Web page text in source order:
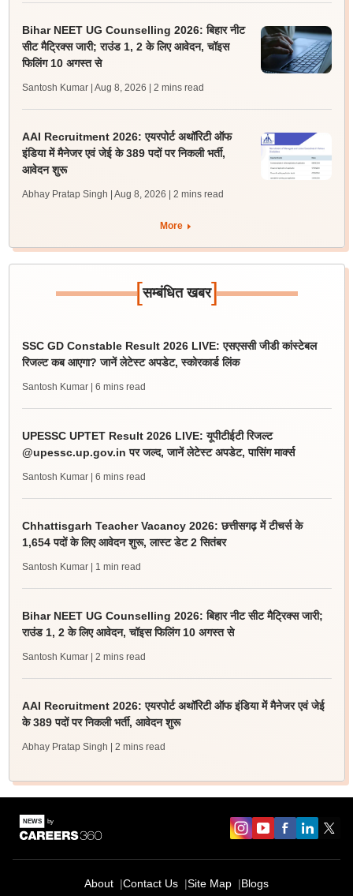
Bihar NEET UG Counselling 2026: बिहार नीट
सीट मैट्रिक्स जारी; राउंड 1, 2 के लिए आवेदन, चॉइस
फिलिंग 10 अगस्त से
Santosh Kumar | Aug 8, 2026 | 2 mins read
AAI Recruitment 2026: एयरपोर्ट अथॉरिटी ऑफ
इंडिया में मैनेजर एवं जेई के 389 पदों पर निकली भर्ती,
आवेदन शुरू
Abhay Pratap Singh | Aug 8, 2026 | 2 mins read
More
[सम्बंधित खबर]
SSC GD Constable Result 2026 LIVE: एसएससी जीडी कांस्टेबल
रिजल्ट कब आएगा? जानें लेटेस्ट अपडेट, स्कोरकार्ड लिंक
Santosh Kumar | 6 mins read
UPESSC UPTET Result 2026 LIVE: यूपीटीईटी रिजल्ट
@upessc.up.gov.in पर जल्द, जानें लेटेस्ट अपडेट, पासिंग मार्क्स
Santosh Kumar | 6 mins read
Chhattisgarh Teacher Vacancy 2026: छत्तीसगढ़ में टीचर्स के
1,654 पदों के लिए आवेदन शुरू, लास्ट डेट 2 सितंबर
Santosh Kumar | 1 min read
Bihar NEET UG Counselling 2026: बिहार नीट सीट मैट्रिक्स जारी;
राउंड 1, 2 के लिए आवेदन, चॉइस फिलिंग 10 अगस्त से
Santosh Kumar | 2 mins read
AAI Recruitment 2026: एयरपोर्ट अथॉरिटी ऑफ इंडिया में मैनेजर एवं जेई
के 389 पदों पर निकली भर्ती, आवेदन शुरू
Abhay Pratap Singh | 2 mins read
About Contact Us Site Map Blogs